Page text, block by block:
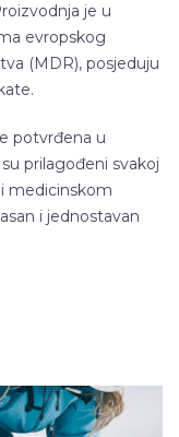
je u
evropskog
(MDR), posjeduju
potvrđena u
prilagođeni svakoj
medicinskom
i jednostavan